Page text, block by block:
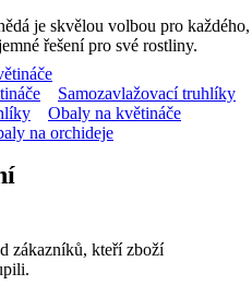
je skvělou volbou pro každého,
řešení pro své rostliny.
Samozavlažovací truhlíky
Obaly na květináče
na orchideje
zákazníků, kteří zboží